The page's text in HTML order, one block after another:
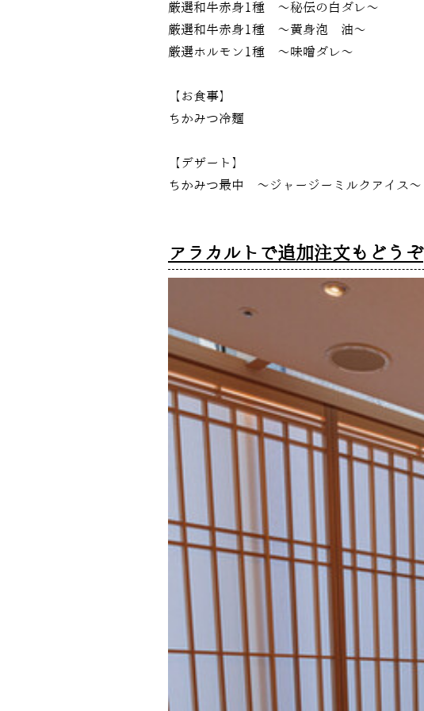
厳選和牛赤身1種 ～秘伝の白ダレ～
厳選和牛赤身1種 ～黄身泡醬油～
厳選ホルモン1種 ～味噌ダレ～
【お食事】
ちかみつ冷麺
【デザート】
ちかみつ最中 ～ジャージーミルクアイス～
アラカルトで追加注文もどうぞ